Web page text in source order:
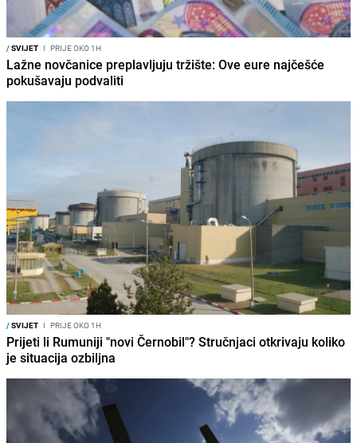
/SVIJET I PRIJE OKO 1H
Lažne novčanice preplavljuju tržište: Ove eure najčešće
pokušavaju podvaliti
/SVIJET I PRIJE OKO 1H
Prijeti li Rumuniji "novi Černobil"? Stručnjaci otkrivaju koliko
je situacija ozbiljna